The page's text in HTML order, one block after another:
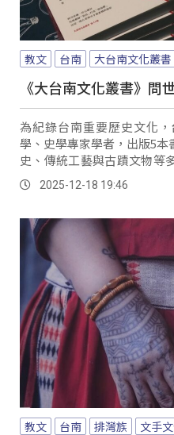
教文 台南 大台南文化叢書
《大台南文化叢書》問
為紀錄台南重要歷史文化
學、史學專家學者，出版5
史、傳統工藝與古蹟文物等
風貌 。2025-12-18 19:46
教文 台南 排灣族 文手